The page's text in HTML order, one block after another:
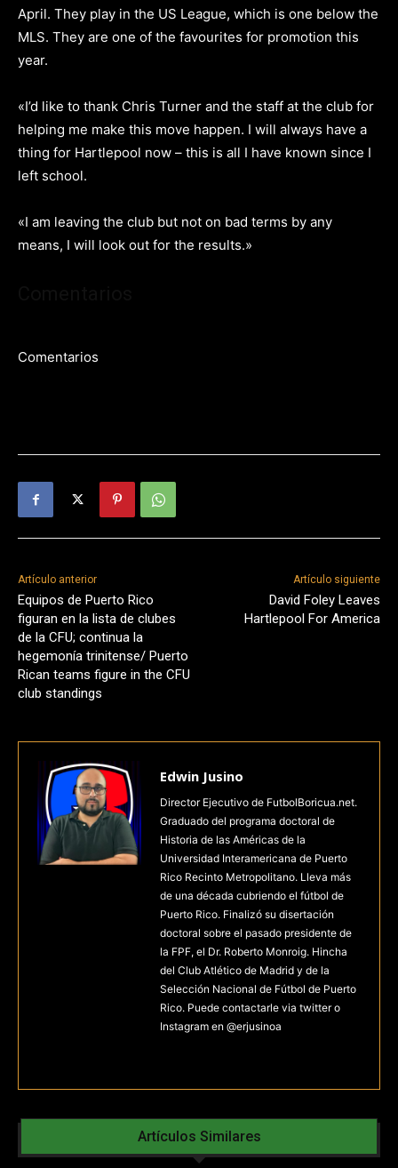
April. They play in the US League, which is one below the
MLS. They are one of the favourites for promotion this
year.
«I’d like to thank Chris Turner and the staff at the club for
helping me make this move happen. I will always have a
thing for Hartlepool now – this is all I have known since I
left school.
«I am leaving the club but not on bad terms by any
means, I will look out for the results.»
Comentarios
Artículo anterior
Equipos de Puerto Rico
figuran en la lista de clubes
de la CFU; continua la
hegemonía trinitense/ Puerto
Rican teams figure in the CFU
club standings
Artículo siguiente
David Foley Leaves
Hartlepool For America
Edwin Jusino
Director Ejecutivo de FutbolBoricua.net.
Graduado del programa doctoral de
Historia de las Américas de la
Universidad Interamericana de Puerto
Rico Recinto Metropolitano. Lleva más
de una década cubriendo el fútbol de
Puerto Rico. Finalizó su disertación
doctoral sobre el pasado presidente de
la FPF, el Dr. Roberto Monroig. Hincha
del Club Atlético de Madrid y de la
Selección Nacional de Fútbol de Puerto
Rico. Puede contactarle via twitter o
Instagram en @erjusinoa
Artículos Similares